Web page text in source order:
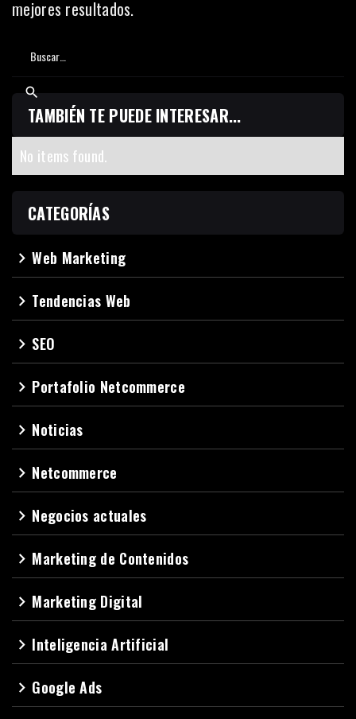
mejores resultados.
TAMBIÉN TE PUEDE INTERESAR...
No items found.
CATEGORÍAS
navigate_nextWeb Marketing
navigate_next Tendencias Web
navigate_next SEO
navigate_next Portafolio Netcommerce
navigate_next Noticias
navigate_next Netcommerce
navigate_next Negocios actuales
navigate_next Marketing de Contenidos
navigate_next Marketing Digital
navigate_next Inteligencia Artificial
navigate_next Google Ads